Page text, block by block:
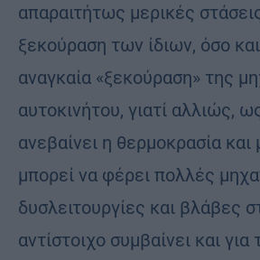
απαραιτήτως μερικές
ξεκούραση των ίδιων, όσο
αναγκαία «ξεκούραση» της
αυτοκινήτου, γιατί αλλιώς,
ανεβαίνει η θερμοκρασία
μπορεί να φέρει πολλές
δυσλειτουργίες και βλάβες
αντίστοιχο συμβαίνει και